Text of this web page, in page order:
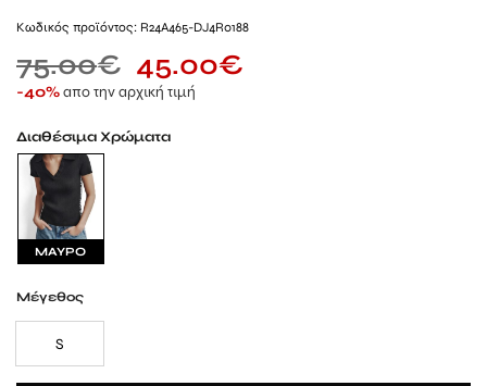
Kωδικός προϊόντος: R24A465-DJ4R0188
75.00€ 45.00€
-40%απο την αρχική τιμή
Διαθέσιμα Χρώματα
ΜΑΥΡΟ
Μέγεθος
S